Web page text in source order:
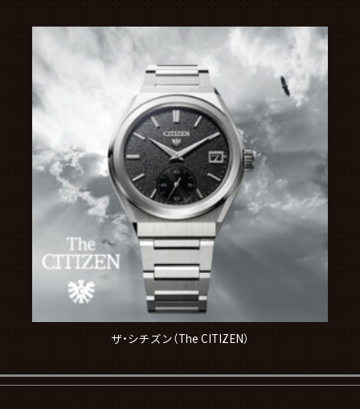
ザ・シチズン（The CITIZEN）